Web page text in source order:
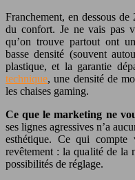
Franchement, en dessous
du confort. Je ne vais pas
qu’on trouve partout ont
basse densité (souvent
plastique, et la garantie
technique, une densité de
les chaises gaming.
Ce que le marketing ne
ses lignes agressives n’a
esthétique. Ce qui
revêtement : la qualité de la
possibilités de réglage.